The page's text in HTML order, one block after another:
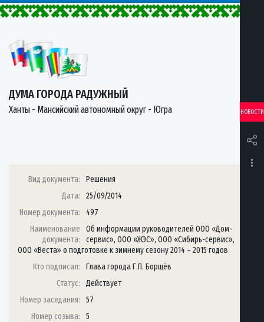
ДУМА ГОРОДА РАДУЖНЫЙ
Ханты - Мансийский автономный округ - Югра НОВОСТИ
Вид документа:
Решения
Дата:
25/09/2014
Номер документа:
497
Наименование
документа:
Об информации руководителей ООО «Дом-
сервис», ООО «ЖЭС», ООО «Сибирь-сервис»,
ООО «Веста» о подготовке к зимнему сезону 2014 – 2015 годов
Кто подписал:
Глава города Г.П. Борщёв
Статус:
Действует
Номер заседания:
57
Номер созыва:
5